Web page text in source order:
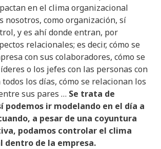
en el clima organizacional
nosotros, como organización, sí
y es ahí donde entran, por
relacionales; es decir, cómo se
con sus colaboradores, cómo se
o los jefes con las personas con
los días, cómo se relacionan los
sus pares … Se trata de
podemos ir modelando en el día a
a pesar de una coyuntura
podamos controlar el clima
dentro de la empresa.